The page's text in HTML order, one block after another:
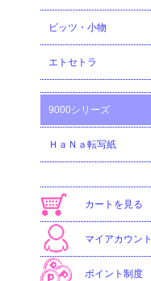
ビッツ・小物
エトセトラ
9000シリーズ
ＨａＮａ転写紙
カートを見る
マイアカウント
ポイント制度